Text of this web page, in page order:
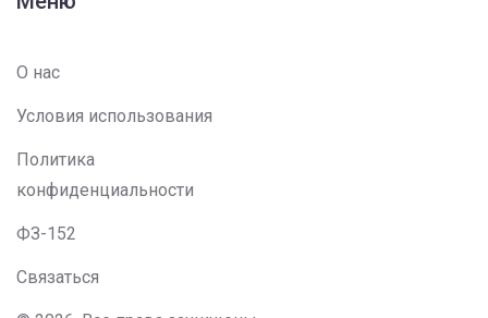
О нас
Условия использования
Политика
конфиденциальности
ФЗ-152
Связаться